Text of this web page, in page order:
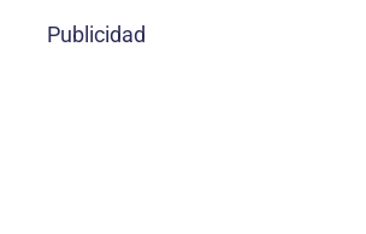
Publicidad